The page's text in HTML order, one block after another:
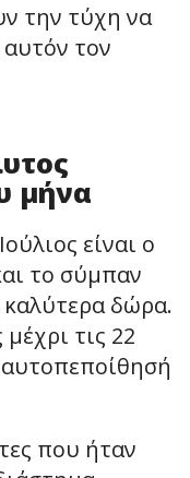
την τύχη να
τον
μήνα
είναι ο
το σύμπαν
καλύτερα δώρα.
τις 22
που ήταν